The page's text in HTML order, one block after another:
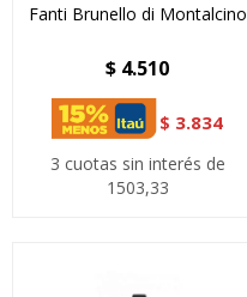
Fanti Brunello di Montalcino
$ 4.510
$ 3.834
3 cuotas sin interés de
1503,33